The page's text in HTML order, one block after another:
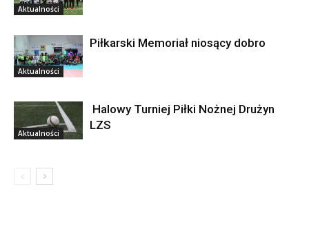
Aktualności
Aktualności
Piłkarski Memoriał niosący dobro
Aktualności
Halowy Turniej Piłki Nożnej Drużyn
LZS